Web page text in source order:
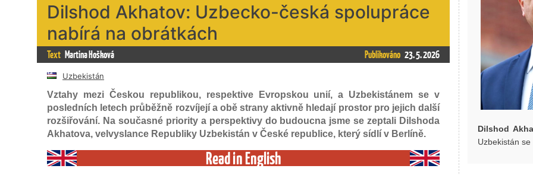
Dilshod Akhatov: Uzbecko-česká spolupráce
nabírá na obrátkách
Text Martina Hošková Publikováno 23. 5. 2026
Uzbekistán
Vztahy mezi Českou republikou, respektive Evropskou unií, a Uzbekistánem se v
posledních letech průběžně rozvíjejí a obě strany aktivně hledají prostor pro jejich další
rozšiřování. Na současné priority a perspektivy do budoucna jsme se zeptali Dilshoda
Akhatova, velvyslance Republiky Uzbekistán v České republice, který sídlí v Berlíně.
Read in English
Dilshod
Uzbekistán